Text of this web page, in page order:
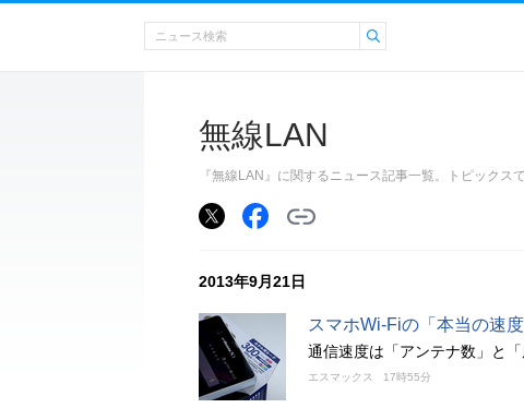
無線LAN
『無線LAN』に関するニュース記事一覧。トピックス
2013年9月21日
スマホWi-Fiの「本当の速度
通信速度は「アンテナ数」と
エスマックス 17時55分